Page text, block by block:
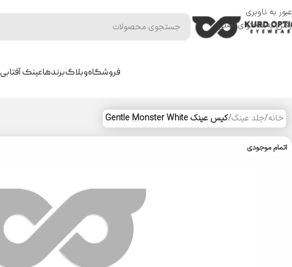
عبور به ناوبری
رفتن به محتوای اصلی
فروشگاهوبلاگبرندهاعینک آفتابی
خانه/جلد عینک/کیس عینک Gentle Monster White
اتمام موجودی